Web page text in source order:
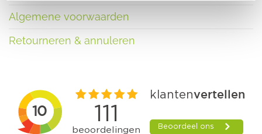
Algemene voorwaarden
Retourneren & annuleren